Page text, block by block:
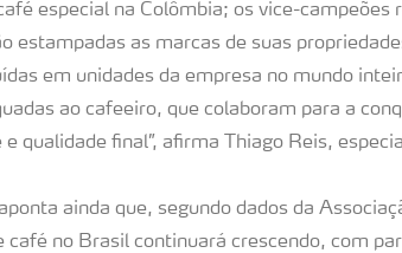
especial na Colômbia; os vice-
estampadas as marcas de suas
em unidades da empresa no mundo
ao cafeeiro, que colaboram para a
e qualidade final”, afirma Thiago Reis,
ainda que, segundo dados da
café no Brasil continuará crescendo, com